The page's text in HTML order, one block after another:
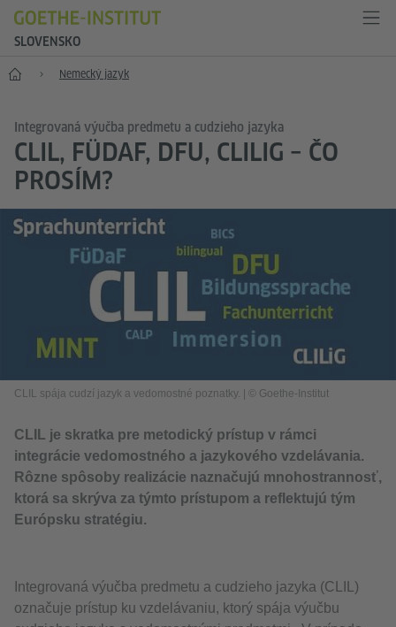
SLOVENSKO
Štart Nemecký jazyk
Integrovaná výučba predmetu a cudzieho jazyka
CLIL, FÜDAF, DFU, CLILIG – ČO
PROSÍM?
CLIL spája cudzí jazyk a vedomostné poznatky. © Goethe-Institut
CLIL je skratka pre metodický prístup v rámci
integrácie vedomostného a jazykového vzdelávania.
Rôzne spôsoby realizácie naznačujú mnohostrannosť,
ktorá sa skrýva za týmto prístupom a reflektujú tým
Európsku stratégiu.
Integrovaná výučba predmetu a cudzieho jazyka (CLIL)
označuje prístup ku vzdelávaniu, ktorý spája výučbu